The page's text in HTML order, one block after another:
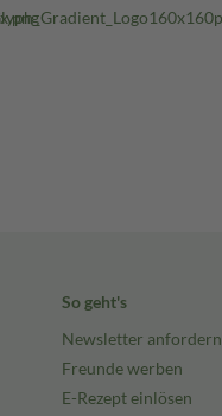
So geht's
Newsletter anfordern
Freunde werben
E-Rezept einlösen